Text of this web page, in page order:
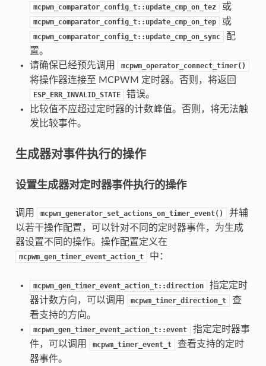
mcpwm_comparator_config_t::update_cmp_on_tez 或
mcpwm_comparator_config_t::update_cmp_on_tep 或
mcpwm_comparator_config_t::update_cmp_on_sync
配
置。
请确保已经预先调用
mcpwm_operator_connect_timer()
将操作器连接至 MCPWM 定时器。否则，将返回
ESP_ERR_INVALID_STATE
错误。
比较值不应超过定时器的计数峰值。否则，将无法触
发比较事件。
生成器对事件执行的操作
设置生成器对定时器事件执行的操作
调用 mcpwm_generator_set_actions_on_timer_event()
并辅
以若干操作配置，可以针对不同的定时器事件，为生成
器设置不同的操作。操作配置定义在
mcpwm_gen_timer_event_action_t 中：
mcpwm_gen_timer_event_action_t::direction
指定定时
器计数方向，可以调用
mcpwm_timer_direction_t
查
看支持的方向。
mcpwm_gen_timer_event_action_t::event
指定定时器事
件，可以调用
mcpwm_timer_event_t
查看支持的定时
器事件。